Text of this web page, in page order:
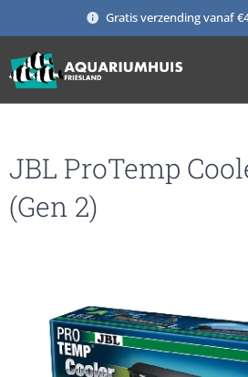
Gratis verzending vanaf
JBL ProTemp
(Gen 2)